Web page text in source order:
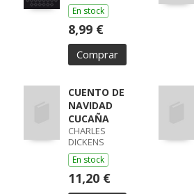
En stock
8,99 €
Comprar
CUENTO DE
NAVIDAD
CUCAÑA
CHARLES
DICKENS
En stock
11,20 €